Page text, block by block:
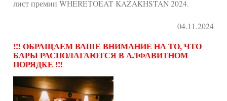
лист премии WHERETOEAT KAZAKHSTAN 2024.
04.11.2024
!!! ОБРАЩАЕМ ВАШЕ ВНИМАНИЕ НА ТО, ЧТО
БАРЫ РАСПОЛАГАЮТСЯ В АЛФАВИТНОМ
ПОРЯДКЕ !!!